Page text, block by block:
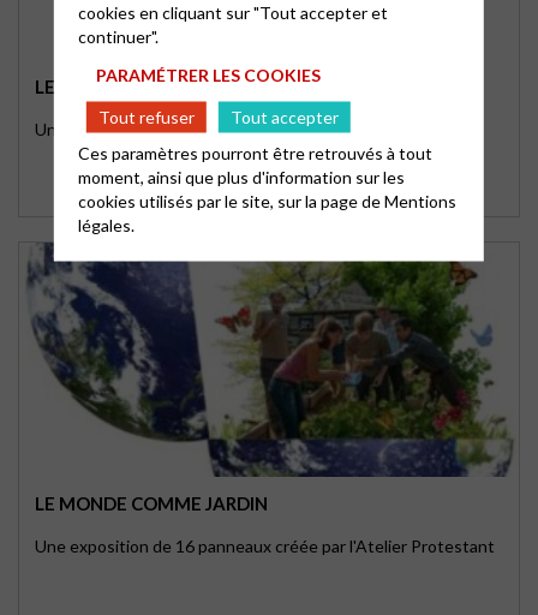
LE POÈME DE LA CRÉATION
Un coloriage proposé par la Société des Écoles du Dimanche
LE MONDE COMME JARDIN
Une exposition de 16 panneaux créée par l'Atelier Protestant
cookies en cliquant sur "Tout accepter et
continuer".
PARAMÉTRER LES COOKIES
Tout refuser
Tout accepter
Ces paramètres pourront être retrouvés à tout
moment, ainsi que plus d'information sur les
cookies utilisés par le site, sur la page deMentions
légales.